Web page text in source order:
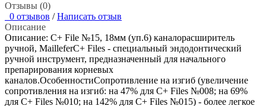
Отзывы (0)
0 отзывов / Написать отзыв
Описание
Описание: C+ File №15, 18мм (уп.6) каналорасширитель
ручной, MailleferC+ Files - специальный эндодонтический
ручной инструмент, предназначенный для начального
препарирования корневых
каналов.ОсобенностиСопротивление на изгиб (увеличение
сопротивления на изгиб: на 47% для C+ Files №008; на 69%
для C+ Files №010; на 142% для C+ Files №015) - более легкое